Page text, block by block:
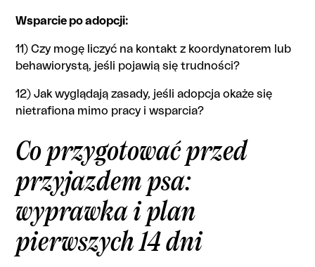
Wsparcie po adopcji:
11) Czy mogę liczyć na kontakt z koordynatorem lub
behawiorystą, jeśli pojawią się trudności?
12) Jak wyglądają zasady, jeśli adopcja okaże się
nietrafiona mimo pracy i wsparcia?
Co przygotować przed
przyjazdem psa:
wyprawka i plan
pierwszych 14 dni